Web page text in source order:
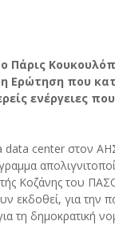
Πάρις
Ερώτηση που
ενέργειες
data center στον
Κοζάνης του
εκδοθεί, για
τη δημοκρατική